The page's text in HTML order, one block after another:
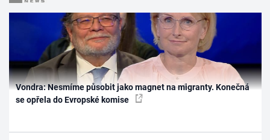
Vondra: Nesmíme působit jako magnet na migranty. Konečná
se opřela do Evropské komise